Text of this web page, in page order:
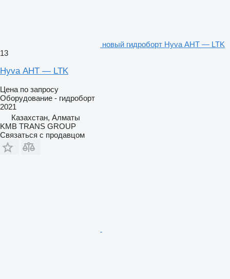
новый гидроборт Hyva АНТ — LTK
13
Hyva АНТ — LTK
Цена по запросу
Оборудование - гидроборт
2021
Казахстан, Алматы
KMB TRANS GROUP
Связаться с продавцом